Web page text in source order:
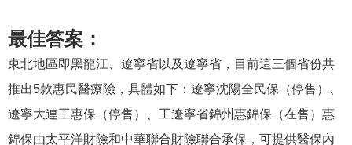
最佳答案：
東北地區即黑龍江、遼寧省以及遼寧省，目前這三個省份共
推出5款惠民醫療險，具體如下：遼寧沈陽全民保（停售）、
遼寧大連工惠保（停售）、工遼寧省錦州惠錦保（在售）惠
錦保由太平洋財險和中華聯合財險聯合承保，可提供醫保內